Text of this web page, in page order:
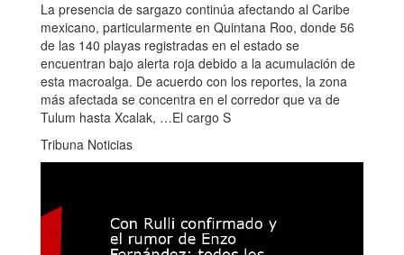
La presencia de sargazo continúa afectando al Caribe
mexicano, particularmente en Quintana Roo, donde 56
de las 140 playas registradas en el estado se
encuentran bajo alerta roja debido a la acumulación de
esta macroalga. De acuerdo con los reportes, la zona
más afectada se concentra en el corredor que va de
Tulum hasta Xcalak, …El cargo S
Tribuna Noticias